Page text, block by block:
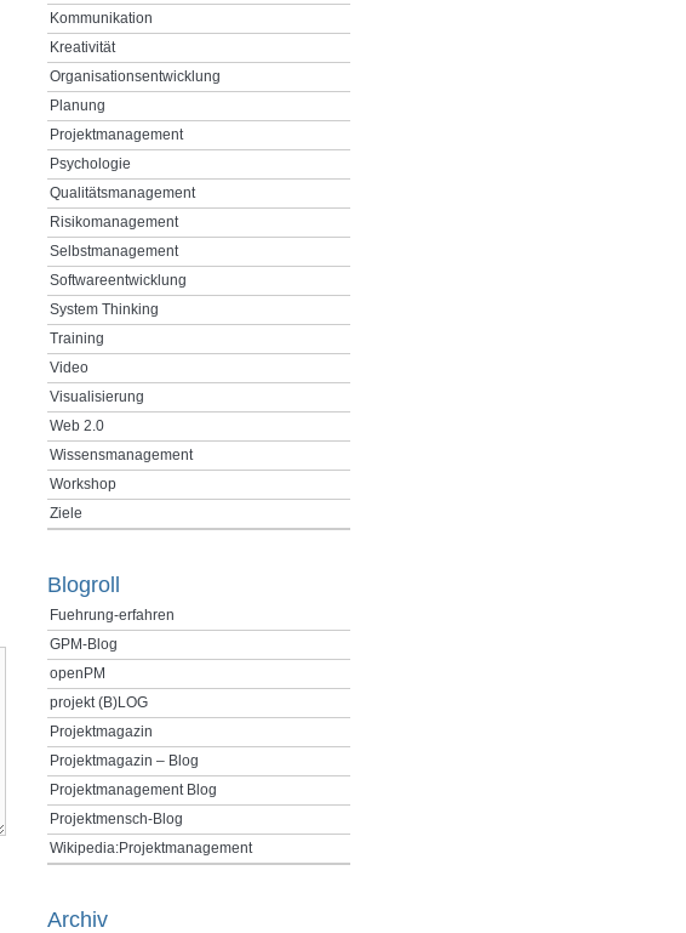
Kommunikation
Kreativität
Organisationsentwicklung
Planung
Projektmanagement
Psychologie
Qualitätsmanagement
Risikomanagement
Selbstmanagement
Softwareentwicklung
System Thinking
Training
Video
Visualisierung
Web 2.0
Wissensmanagement
Workshop
Ziele
Blogroll
Fuehrung-erfahren
GPM-Blog
openPM
projekt (B)LOG
Projektmagazin
Projektmagazin – Blog
Projektmanagement Blog
Projektmensch-Blog
Wikipedia:Projektmanagement
Archiv